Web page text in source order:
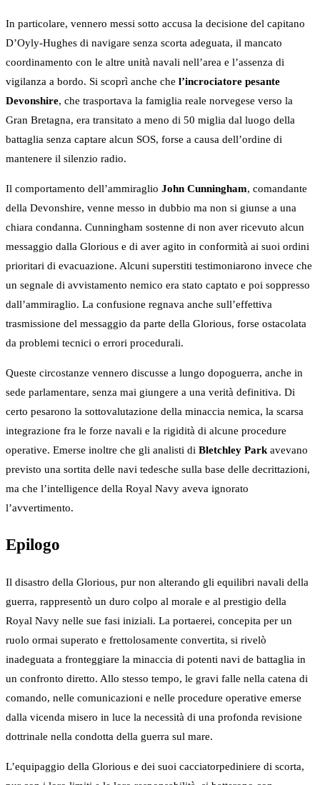
In particolare, vennero messi sotto accusa la decisione del capitano
D’Oyly-Hughes di navigare senza scorta adeguata, il mancato
coordinamento con le altre unità navali nell’area e l’assenza di
vigilanza a bordo. Si scoprì anche che l’incrociatore pesante
Devonshire, che trasportava la famiglia reale norvegese verso la
Gran Bretagna, era transitato a meno di 50 miglia dal luogo della
battaglia senza captare alcun SOS, forse a causa dell’ordine di
mantenere il silenzio radio.
Il comportamento dell’ammiraglio John Cunningham, comandante
della Devonshire, venne messo in dubbio ma non si giunse a una
chiara condanna. Cunningham sostenne di non aver ricevuto alcun
messaggio dalla Glorious e di aver agito in conformità ai suoi ordini
prioritari di evacuazione. Alcuni superstiti testimoniarono invece che
un segnale di avvistamento nemico era stato captato e poi soppresso
dall’ammiraglio. La confusione regnava anche sull’effettiva
trasmissione del messaggio da parte della Glorious, forse ostacolata
da problemi tecnici o errori procedurali.
Queste circostanze vennero discusse a lungo dopoguerra, anche in
sede parlamentare, senza mai giungere a una verità definitiva. Di
certo pesarono la sottovalutazione della minaccia nemica, la scarsa
integrazione fra le forze navali e la rigidità di alcune procedure
operative. Emerse inoltre che gli analisti di Bletchley Park avevano
previsto una sortita delle navi tedesche sulla base delle decrittazioni,
ma che l’intelligence della Royal Navy aveva ignorato
l’avvertimento.
Epilogo
Il disastro della Glorious, pur non alterando gli equilibri navali della
guerra, rappresentò un duro colpo al morale e al prestigio della
Royal Navy nelle sue fasi iniziali. La portaerei, concepita per un
ruolo ormai superato e frettolosamente convertita, si rivelò
inadeguata a fronteggiare la minaccia di potenti navi de battaglia in
un confronto diretto. Allo stesso tempo, le gravi falle nella catena di
comando, nelle comunicazioni e nelle procedure operative emerse
dalla vicenda misero in luce la necessità di una profonda revisione
dottrinale nella condotta della guerra sul mare.
L’equipaggio della Glorious e dei suoi cacciatorpediniere di scorta,